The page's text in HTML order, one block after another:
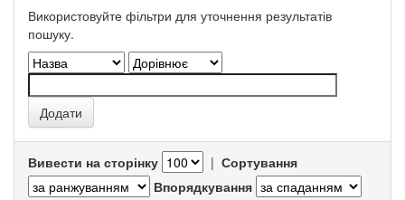
Використовуйте фільтри для уточнення результатів
пошуку.
Вивести на сторінку | Сортування
Впорядкування